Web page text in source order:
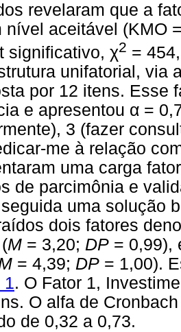
revelaram que a
nível aceitável (KMO
significativo, χ2 =
unifatorial, via
por 12 itens. Esse
e apresentou α =
3 (fazer
me à relação
uma carga
de parcimônia e
uma solução
dois fatores
M = 3,20; DP = 0,99),
= 4,39; DP = 1,00).
1. O Fator 1,
O alfa de
de 0,32 a 0,73.